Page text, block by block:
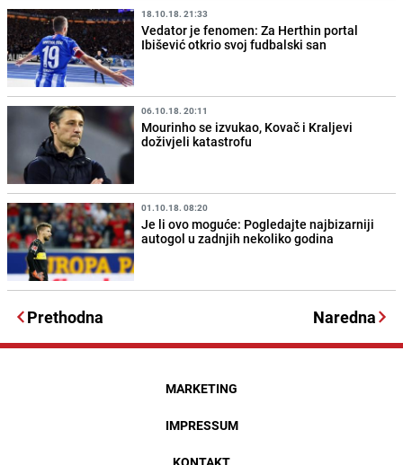
18.10.18. 21:33
Vedator je fenomen: Za Herthin portal
Ibišević otkrio svoj fudbalski san
06.10.18. 20:11
Mourinho se izvukao, Kovač i Kraljevi
doživjeli katastrofu
01.10.18. 08:20
Je li ovo moguće: Pogledajte najbizarniji
autogol u zadnjih nekoliko godina
Prethodna Naredna
MARKETING
IMPRESSUM